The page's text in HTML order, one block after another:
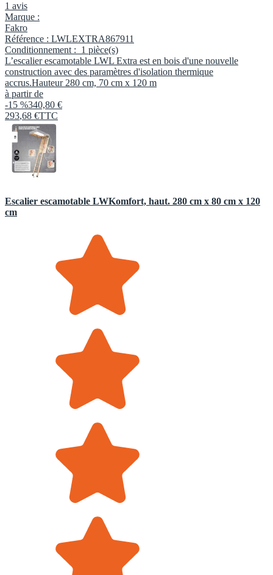
1 avis
Marque :
Fakro
Référence : LWLEXTRA867911
Conditionnement : 1 pièce(s)
L’escalier escamotable LWL Extra est en bois d'une nouvelle
construction avec des paramètres d'isolation thermique
accrus.Hauteur 280 cm, 70 cm x 120 m
à partir de
-15 %340,80 €
293,68 €TTC
Escalier escamotable LWKomfort, haut. 280 cm x 80 cm x 120
cm